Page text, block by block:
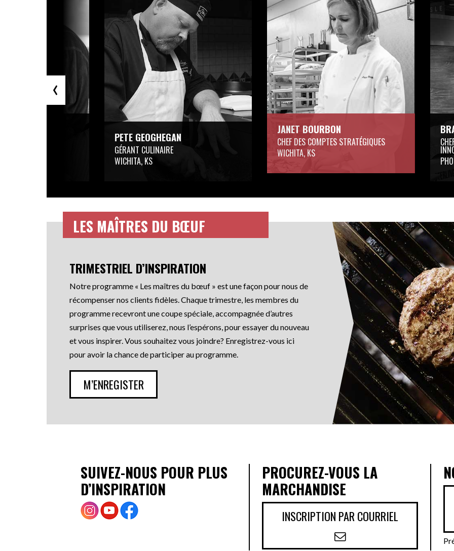
PETE GEOGHEGAN
GÉRANT CULINAIRE
WICHITA, KS
JANET BOURBON
CHEF DES COMPTES STRATÉGIQUES
WICHITA, KS
‹
LES MAÎTRES DU BŒUF
TRIMESTRIEL D’INSPIRATION
Notre programme « Les maîtres du bœuf » est une façon pour nous de
récompenser nos clients fidèles. Chaque trimestre, les membres du
programme recevront une coupe spéciale, accompagnée d’autres
surprises que vous utiliserez, nous l’espérons, pour essayer du nouveau
et vous inspirer. Vous souhaitez vous joindre? Enregistrez-vous ici
pour avoir la chance de participer au programme.
M’ENREGISTER
SUIVEZ-NOUS POUR PLUS
D’INSPIRATION
PROCUREZ-VOUS LA
MARCHANDISE